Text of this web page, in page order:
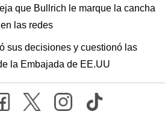
que Bullrich le marque la cancha
las redes
sus decisiones y cuestionó las
la Embajada de EE.UU